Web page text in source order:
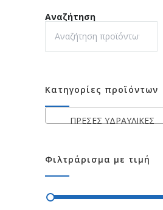
Αναζήτηση
Κατηγορίες προϊόντων
ΠΡΕΣΕΣ ΥΔΡΑΥΛΙΚΕΣ
Φιλτράρισμα με τιμή